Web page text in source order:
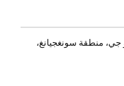
10، رقم 226 شارع جاو جي، منطقة سونغجيانغ،